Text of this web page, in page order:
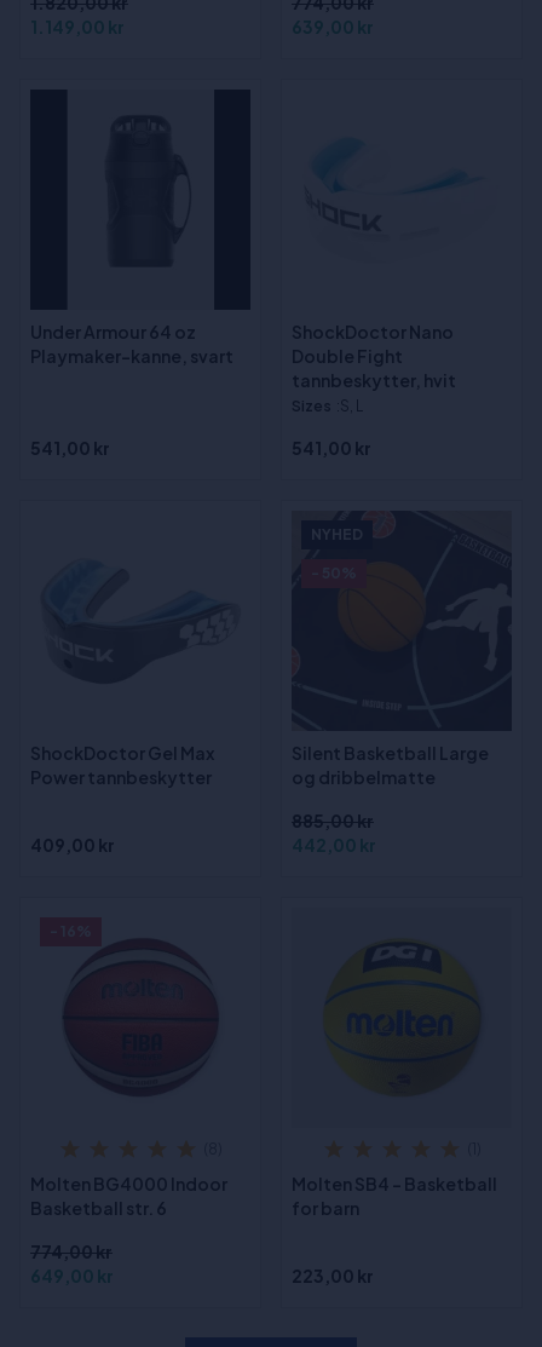
1.149,00 kr
639,00 kr
Under Armour 64 oz
Playmaker-kanne, svart
541,00 kr
ShockDoctor Nano
Double Fight
tannbeskytter, hvit
Sizes :S, L
541,00 kr
ShockDoctor Gel Max
Power tannbeskytter
409,00 kr
NYHED
Silent Basketball Large
og dribbelmatte
885,00 kr
442,00 kr
Molten BG4000 Indoor
Basketball str. 6
774,00 kr
649,00 kr
Molten SB4 - Basketball
for barn
223,00 kr